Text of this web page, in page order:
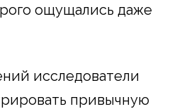
ощущались даже
исследователи
привычную